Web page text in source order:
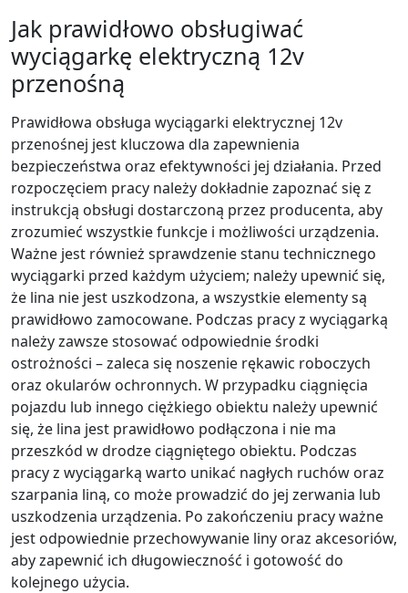
Jak prawidłowo obsługiwać
wyciągarkę elektryczną 12v
przenośną
Prawidłowa obsługa wyciągarki elektrycznej 12v
przenośnej jest kluczowa dla zapewnienia
bezpieczeństwa oraz efektywności jej działania. Przed
rozpoczęciem pracy należy dokładnie zapoznać się z
instrukcją obsługi dostarczoną przez producenta, aby
zrozumieć wszystkie funkcje i możliwości urządzenia.
Ważne jest również sprawdzenie stanu technicznego
wyciągarki przed każdym użyciem; należy upewnić się,
że lina nie jest uszkodzona, a wszystkie elementy są
prawidłowo zamocowane. Podczas pracy z wyciągarką
należy zawsze stosować odpowiednie środki
ostrożności – zaleca się noszenie rękawic roboczych
oraz okularów ochronnych. W przypadku ciągnięcia
pojazdu lub innego ciężkiego obiektu należy upewnić
się, że lina jest prawidłowo podłączona i nie ma
przeszkód w drodze ciągniętego obiektu. Podczas
pracy z wyciągarką warto unikać nagłych ruchów oraz
szarpania liną, co może prowadzić do jej zerwania lub
uszkodzenia urządzenia. Po zakończeniu pracy ważne
jest odpowiednie przechowywanie liny oraz akcesoriów,
aby zapewnić ich długowieczność i gotowość do
kolejnego użycia.